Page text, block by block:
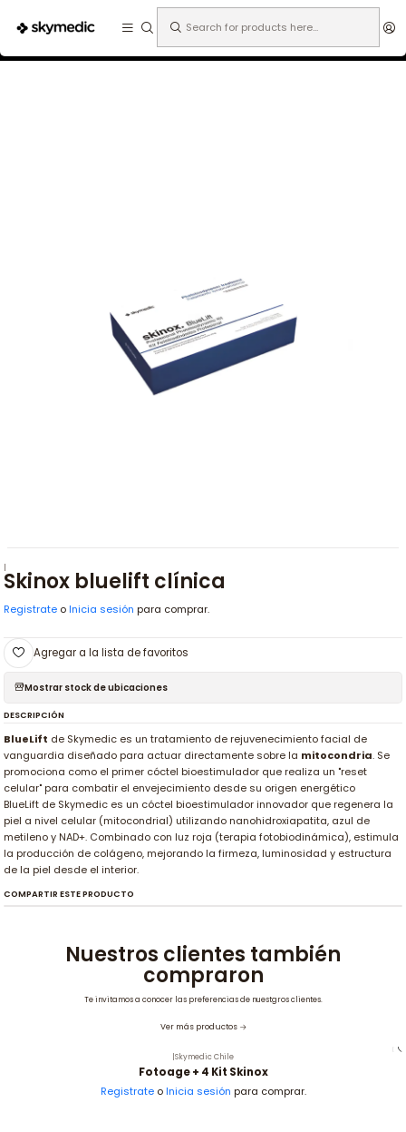
Dermatología Rosácea Skinox bluelift clínica
|
Skinox bluelift clínica
Registrate o Inicia sesión para comprar.
Agregar a la lista de favoritos
Mostrar stock de ubicaciones
DESCRIPCIÓN
BlueLift de Skymedic es un tratamiento de rejuvenecimiento facial de
vanguardia diseñado para actuar directamente sobre la mitocondria. Se
promociona como el primer cóctel bioestimulador que realiza un "reset
celular" para combatir el envejecimiento desde su origen energético
BlueLift de Skymedic es un cóctel bioestimulador innovador que regenera la
piel a nivel celular (mitocondrial) utilizando nanohidroxiapatita, azul de
metileno y NAD+. Combinado con luz roja (terapia fotobiodinámica), estimula
la producción de colágeno, mejorando la firmeza, luminosidad y estructura
de la piel desde el interior.
COMPARTIR ESTE PRODUCTO
Nuestros clientes también
compraron
Te invitamos a conocer las preferencias de nuestgros clientes.
Ver más productos
|Skymedic Chile
Fotoage + 4 Kit Skinox
Registrateo Inicia sesión para comprar.